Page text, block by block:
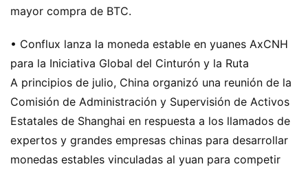
mayor compra de BTC.
• Conflux lanza la moneda estable en yuanes AxCNH
para la Iniciativa Global del Cinturón y la Ruta
A principios de julio, China organizó una reunión de la
Comisión de Administración y Supervisión de Activos
Estatales de Shanghai en respuesta a los llamados de
expertos y grandes empresas chinas para desarrollar
monedas estables vinculadas al yuan para competir